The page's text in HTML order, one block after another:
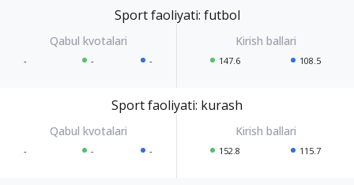
Sport faoliyati: futbol
- - - 147.6 108.5
Sport faoliyati: kurash
- - - 152.8 115.7